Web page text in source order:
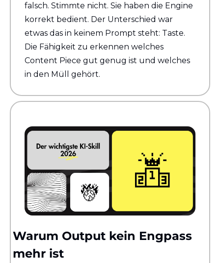
falsch. Stimmte nicht. Sie haben die Engine
korrekt bedient. Der Unterschied war
etwas das in keinem Prompt steht: Taste.
Die Fähigkeit zu erkennen welches
Content Piece gut genug ist und welches
in den Müll gehört.
Warum Output kein Engpass
mehr ist